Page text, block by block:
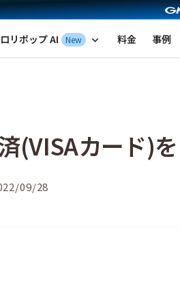
GMOペパボ
ロリポップ AI New expand_more 料金 事例
(VISAカード)
09/28